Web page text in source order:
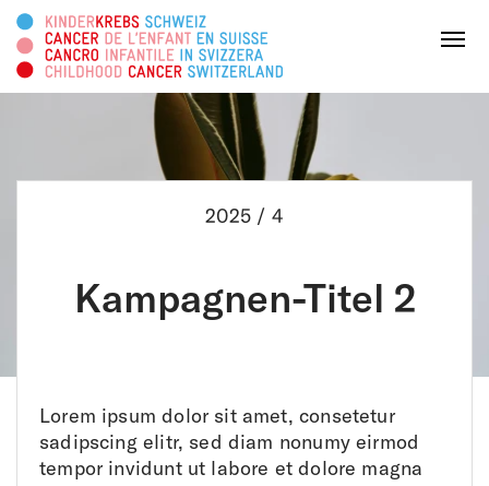
Menu
Tätigkeitsbereiche
Infoplattform
SPENDEN
Diese Webseite durchsuchen
2025 / 4
Kampagnen-Titel 2
Lorem ipsum dolor sit amet, consetetur
sadipscing elitr, sed diam nonumy eirmod
tempor invidunt ut labore et dolore magna